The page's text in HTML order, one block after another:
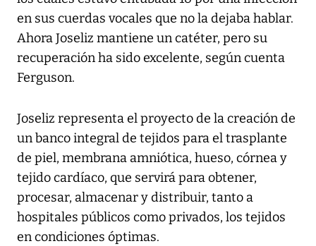
en sus cuerdas vocales que no la dejaba hablar.
Ahora Joseliz mantiene un catéter, pero su
recuperación ha sido excelente, según cuenta
Ferguson.
Joseliz representa el proyecto de la creación de
un banco integral de tejidos para el trasplante
de piel, membrana amniótica, hueso, córnea y
tejido cardíaco, que servirá para obtener,
procesar, almacenar y distribuir, tanto a
hospitales públicos como privados, los tejidos
en condiciones óptimas.